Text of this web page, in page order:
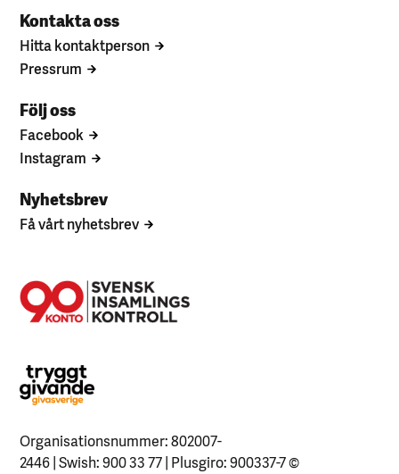
Kontakta oss
Hitta kontaktperson
Pressrum
Följ oss
Facebook
Instagram
Nyhetsbrev
Få vårt nyhetsbrev
Organisationsnummer: 802007-
2446 | Swish: 900 33 77 | Plusgiro: 900337-7©